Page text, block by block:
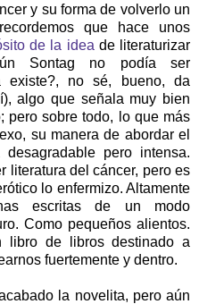
y su forma de volverlo un
que hace unos
de la idea de literaturizar
Sontag no podía ser
existe?, no sé, bueno, da
algo que señala muy bien
pero sobre todo, lo que más
su manera de abordar el
pero intensa.
literatura del cáncer, pero es
lo enfermizo. Altamente
escritas de un modo
Como pequeños alientos.
libro de libros destinado a
fuertemente y dentro.
la novelita, pero aún